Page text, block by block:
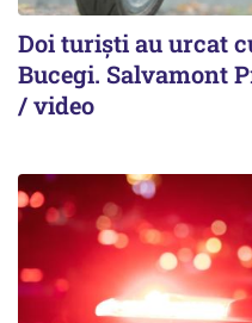
Doi turiști au urcat
Bucegi. Salvamont
/ video